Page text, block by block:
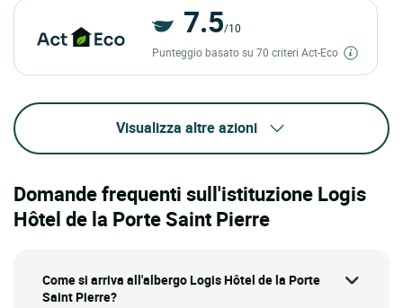
7.5/10
Punteggio basato su 70 criteri Act-Eco
Visualizza altre azioni
Domande frequenti sull'istituzione Logis
Hôtel de la Porte Saint Pierre
Come si arriva all'albergo Logis Hôtel de la Porte
Saint Pierre?